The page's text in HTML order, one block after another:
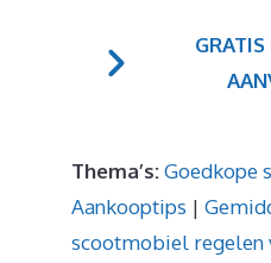
Thema’s:Goedkope
Aankooptips |
scootmobiel regelen